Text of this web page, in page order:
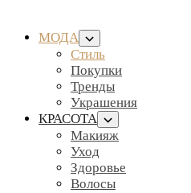
МОДА
Стиль
Покупки
Тренды
Украшения
КРАСОТА
Макияж
Уход
Здоровье
Волосы